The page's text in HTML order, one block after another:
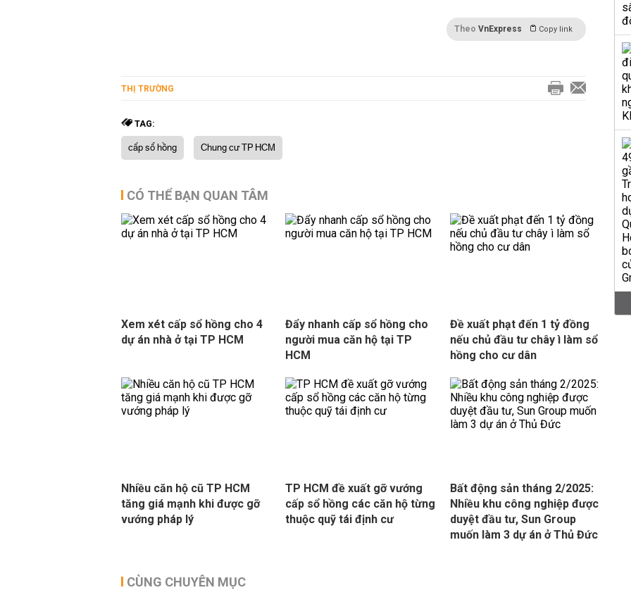
Theo VnExpress Copy link
THỊ TRƯỜNG
TAG:
cấp sổ hồng Chung cư TP HCM
CÓ THỂ BẠN QUAN TÂM
Xem xét cấp sổ hồng cho 4
dự án nhà ở tại TP HCM
Đẩy nhanh cấp sổ hồng cho
người mua căn hộ tại TP
HCM
Đề xuất phạt đến 1 tỷ đồng
nếu chủ đầu tư chây ì làm sổ
hồng cho cư dân
Nhiều căn hộ cũ TP HCM
tăng giá mạnh khi được gỡ
vướng pháp lý
TP HCM đề xuất gỡ vướng
cấp sổ hồng các căn hộ từng
thuộc quỹ tái định cư
Bất động sản tháng 2/2025:
Nhiều khu công nghiệp được
duyệt đầu tư, Sun Group
muốn làm 3 dự án ở Thủ Đức
CÙNG CHUYÊN MỤC